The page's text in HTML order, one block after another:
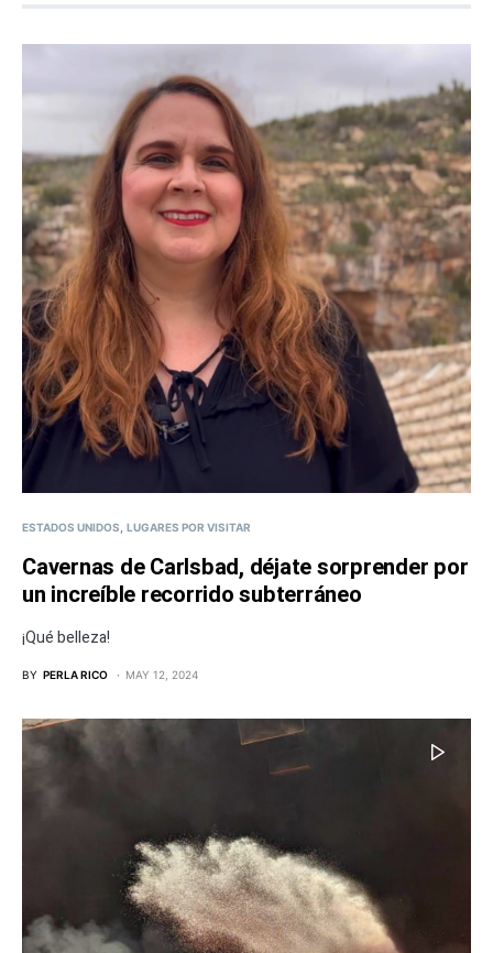
ESTADOS UNIDOS LUGARES POR VISITAR
Cavernas de Carlsbad, déjate sorprender por
un increíble recorrido subterráneo
¡Qué belleza!
BY PERLA RICO MAY 12, 2024